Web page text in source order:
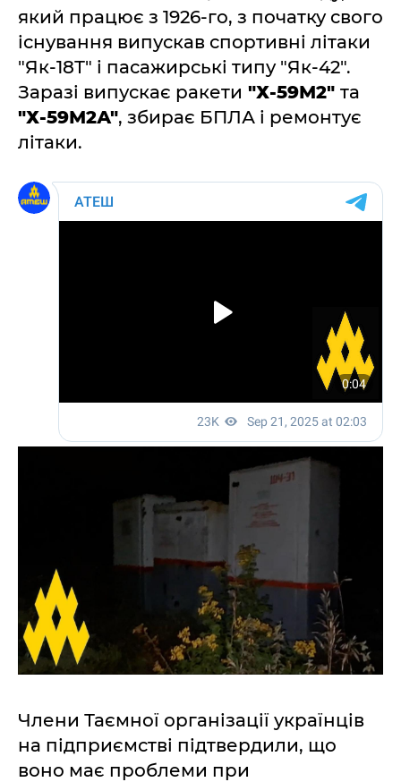
який працює з 1926-го, з початку свого
існування випускав спортивні літаки
"Як-18Т" і пасажирські типу "Як-42".
Заразі випускає ракети "Х-59М2" та
"Х-59М2А", збирає БПЛА і ремонтує
літаки.
Члени Таємної організації українців
на підприємстві підтвердили, що
воно має проблеми при